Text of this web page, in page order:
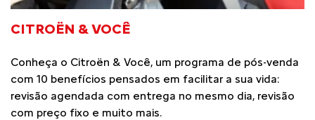
CITROËN & VOCÊ
Conheça o Citroën & Você, um programa de pós-venda
com 10 benefícios pensados em facilitar a sua vida:
revisão agendada com entrega no mesmo dia, revisão
com preço fixo e muito mais.